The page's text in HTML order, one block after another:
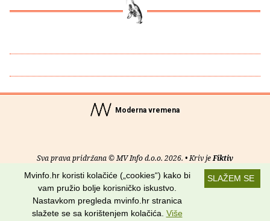
Moderna vremena
Sva prava pridržana © MV Info d.o.o. 2026. • Kriv jeFiktiv
Uvjeti korištenja RSS kanali
Potraži nas na:
SLAŽEM SE
Mvinfo.hr koristi kolačiće („cookies“) kako bi
vam pružio bolje korisničko iskustvo.
Nastavkom pregleda mvinfo.hr stranica
slažete se sa korištenjem kolačića. Više